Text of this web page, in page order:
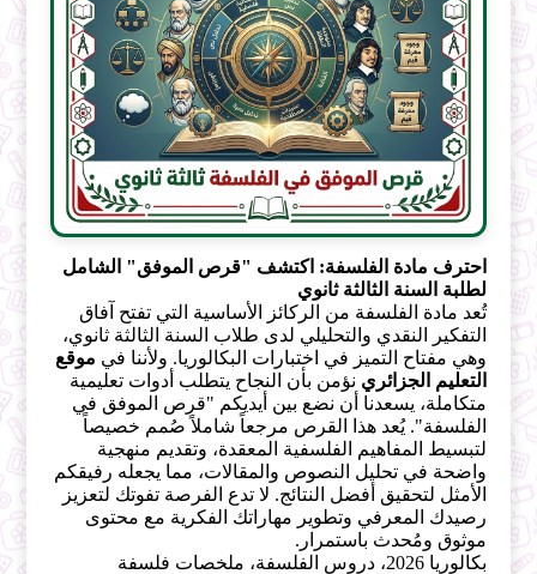
احترف مادة الفلسفة: اكتشف "قرص الموفق" الشامل
لطلبة السنة الثالثة ثانوي
تُعد مادة الفلسفة من الركائز الأساسية التي تفتح آفاق
التفكير النقدي والتحليلي لدى طلاب السنة الثالثة ثانوي،
وهي مفتاح التميز في اختبارات البكالوريا. ولأننا في موقع
التعليم الجزائري نؤمن بأن النجاح يتطلب أدوات تعليمية
متكاملة، يسعدنا أن نضع بين أيديكم "قرص الموفق في
الفلسفة". يُعد هذا القرص مرجعاً شاملاً صُمم خصيصاً
لتبسيط المفاهيم الفلسفية المعقدة، وتقديم منهجية
واضحة في تحليل النصوص والمقالات، مما يجعله رفيقكم
الأمثل لتحقيق أفضل النتائج. لا تدع الفرصة تفوتك لتعزيز
رصيدك المعرفي وتطوير مهاراتك الفكرية مع محتوى
موثوق ومُحدث باستمرار.
بكالوريا 2026، دروس الفلسفة، ملخصات فلسفة